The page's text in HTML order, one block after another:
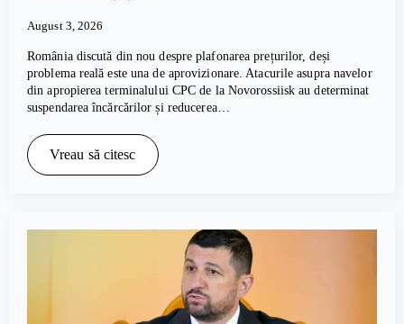
August 3, 2026
România discută din nou despre plafonarea prețurilor, deși
problema reală este una de aprovizionare. Atacurile asupra navelor
din apropierea terminalului CPC de la Novorossiisk au determinat
suspendarea încărcărilor și reducerea…
Vreau să citesc